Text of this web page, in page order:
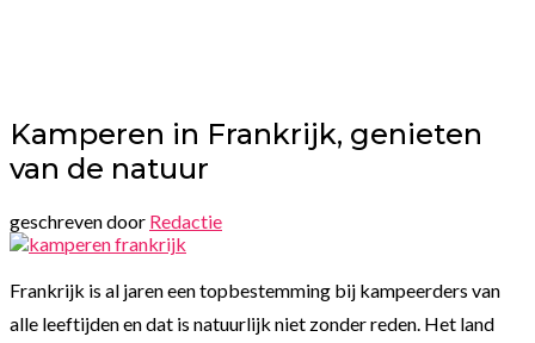
Kamperen in Frankrijk, genieten
van de natuur
geschreven door Redactie
Frankrijk is al jaren een topbestemming bij kampeerders van
alle leeftijden en dat is natuurlijk niet zonder reden. Het land